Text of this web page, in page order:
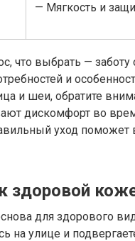
— Мягкость и
что выбрать —
и
и шеи, обратите
дискомфорт во
уход
здоровой
для здорового
на улице и